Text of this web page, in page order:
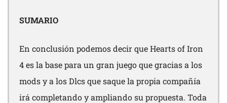
SUMARIO
En conclusión podemos decir que Hearts of Iron
4 es la base para un gran juego que gracias a los
mods y a los Dlcs que saque la propia compañía
irá completando y ampliando su propuesta. Toda